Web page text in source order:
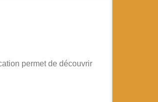
permet de découvrir